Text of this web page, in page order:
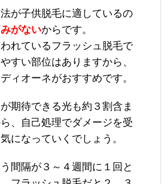
が子供脱毛に適しているの
がないからです。
れているフラッシュ脱毛で
すい部位はありますから、
ィオーネがおすすめです。
期待できる光も約３割含ま
、自己処理でダメージを受
になっていくでしょう。
間隔が３～４週間に１回と